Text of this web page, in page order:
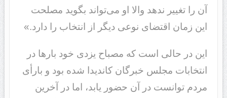
آن را تغییر ندهد والا او می‌تواند بگوید مصلحت
این زمان اقتضای نوعی دیگر از انتخاب را دارد.»
این در حالی است که مصباح یزدی خود بارها در
انتخابات مجلس خبرگان کاندیدا شده بود و بارأی
مردم توانست در آن حضور یابد، اما در آخرین